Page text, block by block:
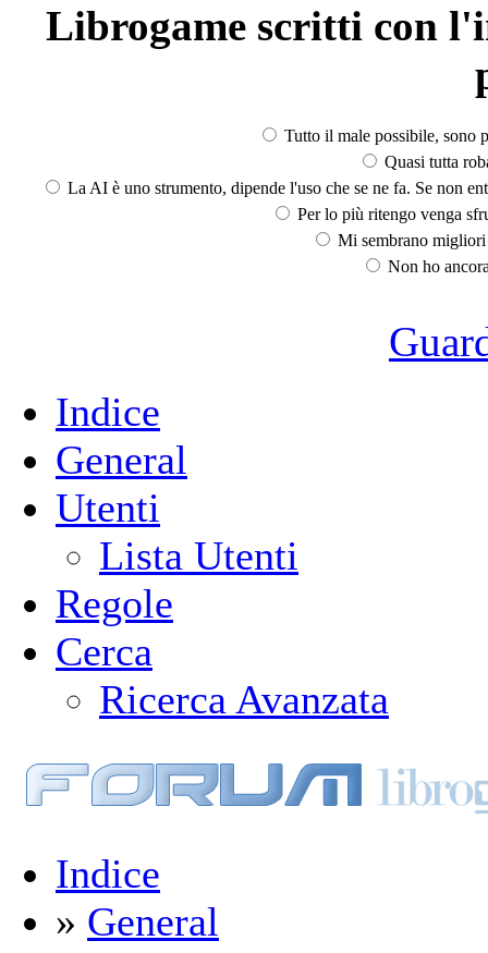
Librogame scritti con
Tutto il male possibile, sono
Quasi tutta
La AI è uno strumento, dipende l'uso che se ne fa. Se non
Per lo più ritengo venga
Mi sembrano
Non ho
Indice
General
Utenti
Lista Utenti
Regole
Cerca
Ricerca Avanzata
Indice
» General